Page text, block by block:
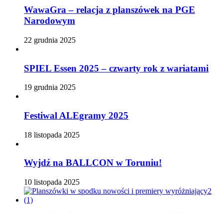
WawaGra – relacja z planszówek na PGE
Narodowym
22 grudnia 2025
SPIEL Essen 2025 – czwarty rok z wariatami
19 grudnia 2025
Festiwal ALEgramy 2025
18 listopada 2025
Wyjdź na BALLCON w Toruniu!
10 listopada 2025